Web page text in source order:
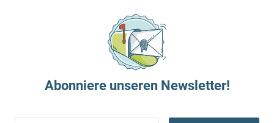
Abonniere unseren Newsletter!